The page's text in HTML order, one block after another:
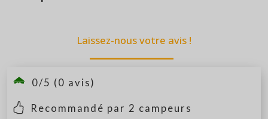
Laissez-nous votre avis !
0/5 (0 avis)
Recommandé par 2 campeurs